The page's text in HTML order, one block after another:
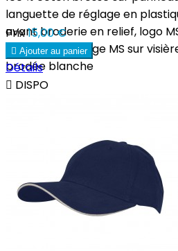
languette de réglage en
avant broderie en relief, logo
gauche marquage MS sur
brodée blanche
Prix15,00 €
 Ajouter au panier
Détails
 DISPO